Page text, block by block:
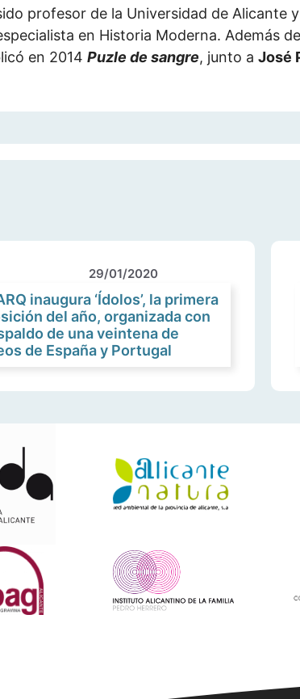
profesor de la Universidad de Alicante
en Historia Moderna. Además
en 2014 Puzle de sangre, junto a José
29/01/2020
inaugura ‘Ídolos’, la primera
del año, organizada con
de una veintena de
de España y Portugal